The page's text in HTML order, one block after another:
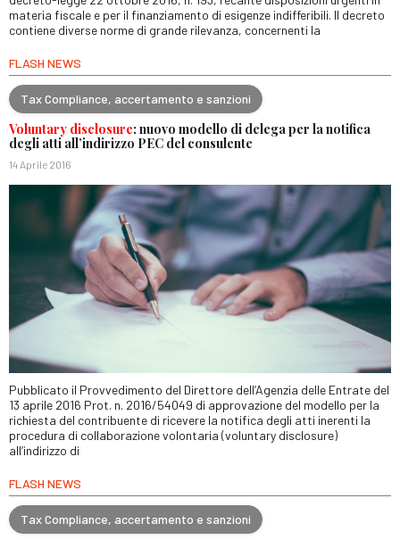
materia fiscale e per il finanziamento di esigenze indifferibili. Il decreto
contiene diverse norme di grande rilevanza, concernenti la
FLASH NEWS
Tax Compliance, accertamento e sanzioni
Voluntary disclosure: nuovo modello di delega per la notifica
degli atti all’indirizzo PEC del consulente
14 Aprile 2016
Pubblicato il Provvedimento del Direttore dell’Agenzia delle Entrate del
13 aprile 2016 Prot. n. 2016/54049 di approvazione del modello per la
richiesta del contribuente di ricevere la notifica degli atti inerenti la
procedura di collaborazione volontaria (voluntary disclosure)
all’indirizzo di
FLASH NEWS
Tax Compliance, accertamento e sanzioni